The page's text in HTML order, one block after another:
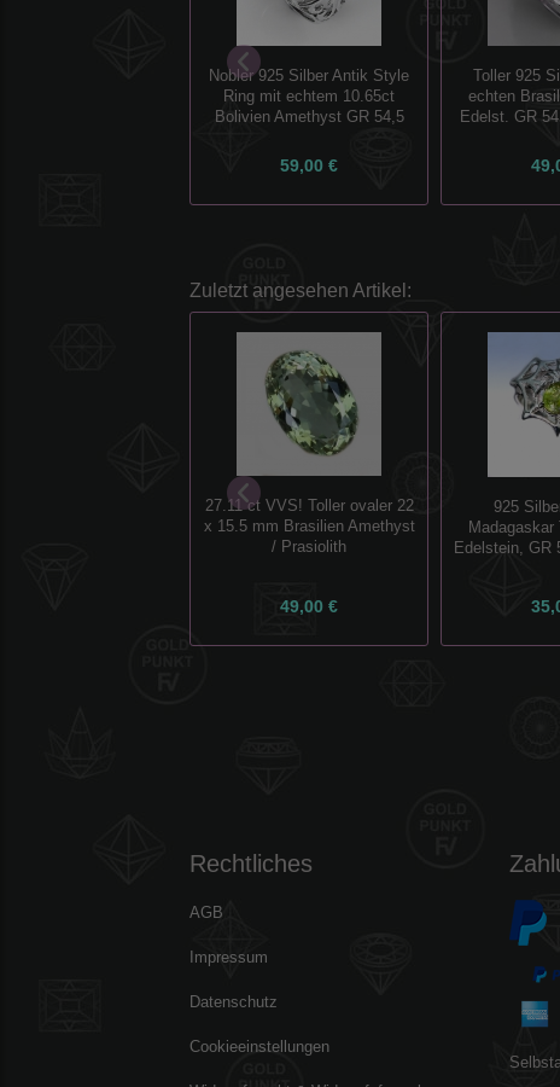
Nobler 925 Silber Antik Style
Ring mit echtem 10.65ct
Bolivien Amethyst GR 54,5
59,00 €
Toller 925
echten
Edelst. GR
Zuletzt angesehen Artikel:
27.11 ct VVS! Toller ovaler 22
x 15.5 mm Brasilien Amethyst
/ Prasiolith
49,00 €
925
Edelstein, GR
Rechtliches
AGB
Impressum
Datenschutz
Cookieeinstellungen